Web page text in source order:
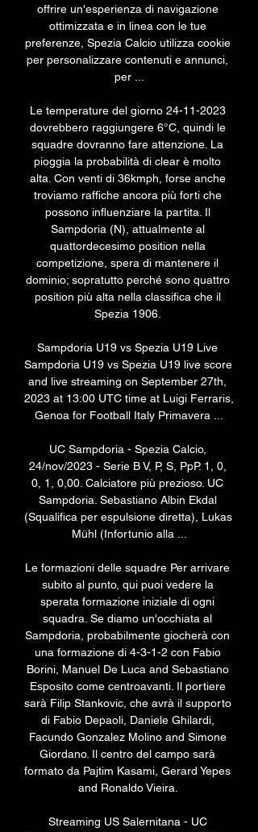
offrire un'esperienza di navigazione
ottimizzata e in linea con le tue
preferenze, Spezia Calcio utilizza cookie
per personalizzare contenuti e annunci,
per ...
Le temperature del giorno 24-11-2023
dovrebbero raggiungere 6°C, quindi le
squadre dovranno fare attenzione. La
pioggia la probabilità di clear è molto
alta. Con venti di 36kmph, forse anche
troviamo raffiche ancora più forti che
possono influenziare la partita. Il
Sampdoria (N), attualmente al
quattordecesimo position nella
competizione, spera di mantenere il
dominio; sopratutto perché sono quattro
position più alta nella classifica che il
Spezia 1906.
Sampdoria U19 vs Spezia U19 Live
Sampdoria U19 vs Spezia U19 live score
and live streaming on September 27th,
2023 at 13:00 UTC time at Luigi Ferraris,
Genoa for Football Italy Primavera ...
UC Sampdoria - Spezia Calcio,
24/nov/2023 - Serie B V, P, S, PpP. 1, 0,
0, 1, 0,00. Calciatore più prezioso. UC
Sampdoria. Sebastiano Albin Ekdal
(Squalifica per espulsione diretta), Lukas
Mühl (Infortunio alla ...
Le formazioni delle squadre Per arrivare
subito al punto, qui puoi vedere la
sperata formazione iniziale di ogni
squadra. Se diamo un'occhiata al
Sampdoria, probabilmente giocherà con
una formazione di 4-3-1-2 con Fabio
Borini, Manuel De Luca and Sebastiano
Esposito come centroavanti. Il portiere
sarà Filip Stankovic, che avrà il supporto
di Fabio Depaoli, Daniele Ghilardi,
Facundo Gonzalez Molino and Simone
Giordano. Il centro del campo sarà
formato da Pajtim Kasami, Gerard Yepes
and Ronaldo Vieira.
Streaming US Salernitana - UC